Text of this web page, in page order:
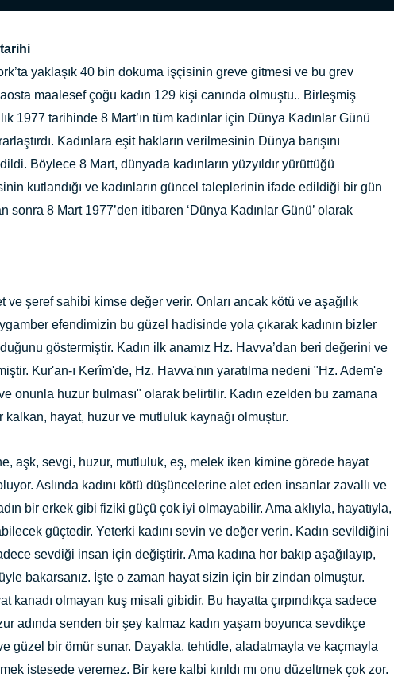
yaklaşık 40 bin dokuma işçisinin greve gitmesi ve bu grev
maalesef çoğu kadın 129 kişi canında olmuştu.. Birleşmiş
1977 tarihinde 8 Mart’ın tüm kadınlar için Dünya Kadınlar Günü
Kadınlara eşit hakların verilmesinin Dünya barışını
Böylece 8 Mart, dünyada kadınların yüzyıldır yürüttüğü
kutlandığı ve kadınların güncel taleplerinin ifade edildiği bir gün
sonra 8 Mart 1977’den itibaren ‘Dünya Kadınlar Günü’ olarak
ve şeref sahibi kimse değer verir. Onları ancak kötü ve aşağılık
efendimizin bu güzel hadisinde yola çıkarak kadının bizler
göstermiştir. Kadın ilk anamız Hz. Havva’dan beri değerini ve
Kur'an-ı Kerîm'de, Hz. Havva'nın yaratılma nedeni "Hz. Adem'e
onunla huzur bulması" olarak belirtilir. Kadın ezelden bu zamana
kalkan, hayat, huzur ve mutluluk kaynağı olmuştur.
aşk, sevgi, huzur, mutluluk, eş, melek iken kimine görede hayat
Aslında kadını kötü düşüncelerine alet eden insanlar zavallı ve
bir erkek gibi fiziki güçü çok iyi olmayabilir. Ama aklıyla, hayatıyla,
güçtedir. Yeterki kadını sevin ve değer verin. Kadın sevildiğini
sevdiği insan için değiştirir. Ama kadına hor bakıp aşağılayıp,
bakarsanız. İşte o zaman hayat sizin için bir zindan olmuştur.
kanadı olmayan kuş misali gibidir. Bu hayatta çırpındıkça sadece
adında senden bir şey kalmaz kadın yaşam boyunca sevdikçe
güzel bir ömür sunar. Dayakla, tehtidle, aladatmayla ve kaçmayla
istesede veremez. Bir kere kalbi kırıldı mı onu düzeltmek çok zor.